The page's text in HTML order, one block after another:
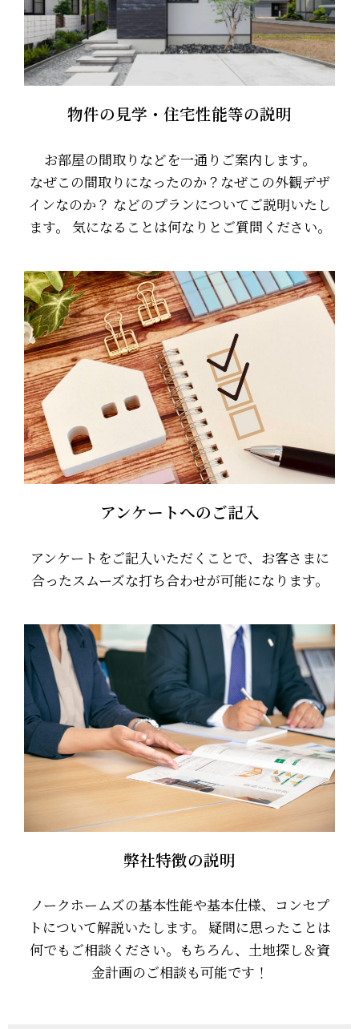
物件の見学・住宅性能等の説明
お部屋の間取りなどを一通りご案内します。
なぜこの間取りになったのか？なぜこの外観デザ
インなのか？ などのプランについてご説明いたし
ます。 気になることは何なりとご質問ください。
アンケートへのご記入
アンケートをご記入いただくことで、お客さまに
合ったスムーズな打ち合わせが可能になります。
弊社特徴の説明
ノークホームズの基本性能や基本仕様、コンセプ
トについて解説いたします。 疑問に思ったことは
何でもご相談ください。もちろん、土地探し＆資
金計画のご相談も可能です！